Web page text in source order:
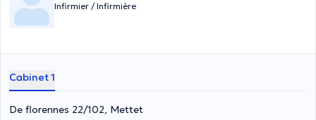
Infirmier / Infirmière
Cabinet 1
De florennes 22/102, Mettet